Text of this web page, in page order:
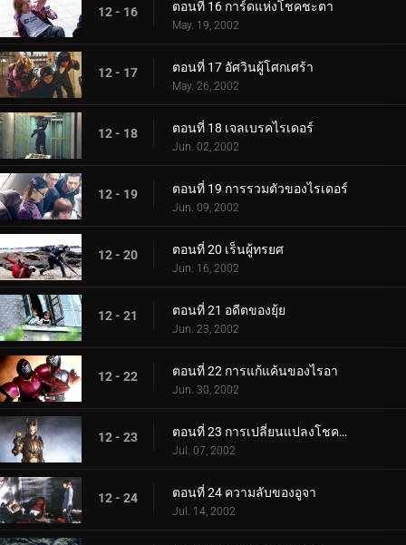
12 - 16 ตอนที่ 16 การ์ดแห่งโชคชะตา
May. 19, 2002
12 - 17 ตอนที่ 17 อัศวินผู้โศกเศร้า
May. 26, 2002
12 - 18 ตอนที่ 18 เจลเบรคไรเดอร์
Jun. 02, 2002
12 - 19 ตอนที่ 19 การรวมตัวของไรเดอร์
Jun. 09, 2002
12 - 20 ตอนที่ 20 เร็นผู้ทรยศ
Jun. 16, 2002
12 - 21 ตอนที่ 21 อดีตของยุ้ย
Jun. 23, 2002
12 - 22 ตอนที่ 22 การแก้แค้นของไรอา
Jun. 30, 2002
12 - 23 ตอนที่ 23 การเปลี่ยนแปลงโชคชะตา
Jul. 07, 2002
12 - 24 ตอนที่ 24 ความลับของอูจา
Jul. 14, 2002